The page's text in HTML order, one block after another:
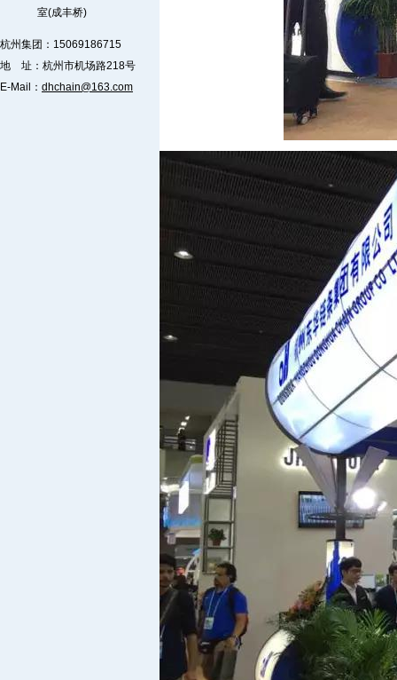
室(成丰桥)
杭州集团：15069186715
地 址：杭州市机场路218号
E-Mail： dhchain@163.com